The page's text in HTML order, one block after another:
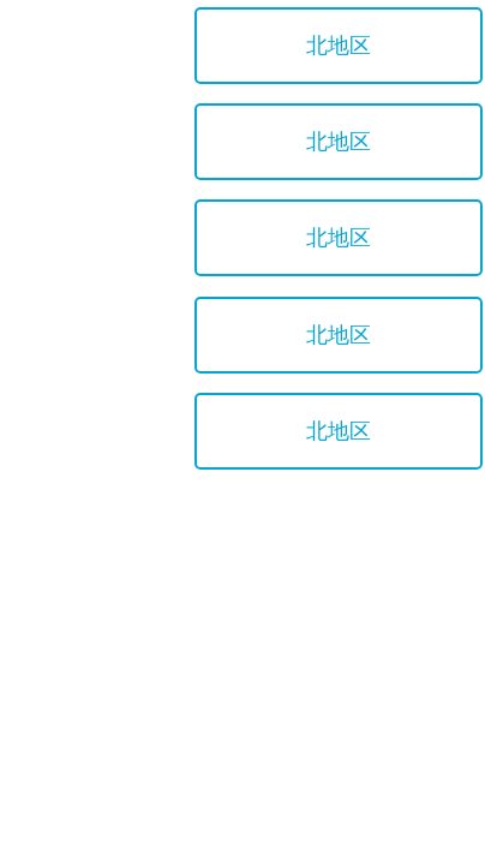
北地区
北地区
北地区
北地区
北地区